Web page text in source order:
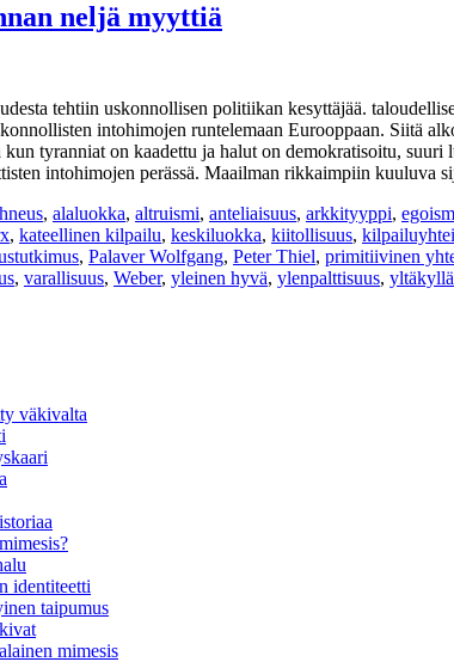
neljä myyttiä
tehtiin uskonnollisen politiikan kesyttäjää.
intohimojen runtelemaan Eurooppaan. Siitä
tyranniat on kaadettu ja halut on demokratisoitu,
intohimojen perässä. Maailman rikkaimpiin kuuluva
, alaluokka, altruismi, anteliaisuus, arkkityyppi,
, kateellinen kilpailu, keskiluokka, kiitollisuus,
, Palaver Wolfgang, Peter Thiel, primitiivinen
, varallisuus, Weber, yleinen hyvä, ylenpalttisuus,
väkivalta
identiteetti
taipumus
mimesis